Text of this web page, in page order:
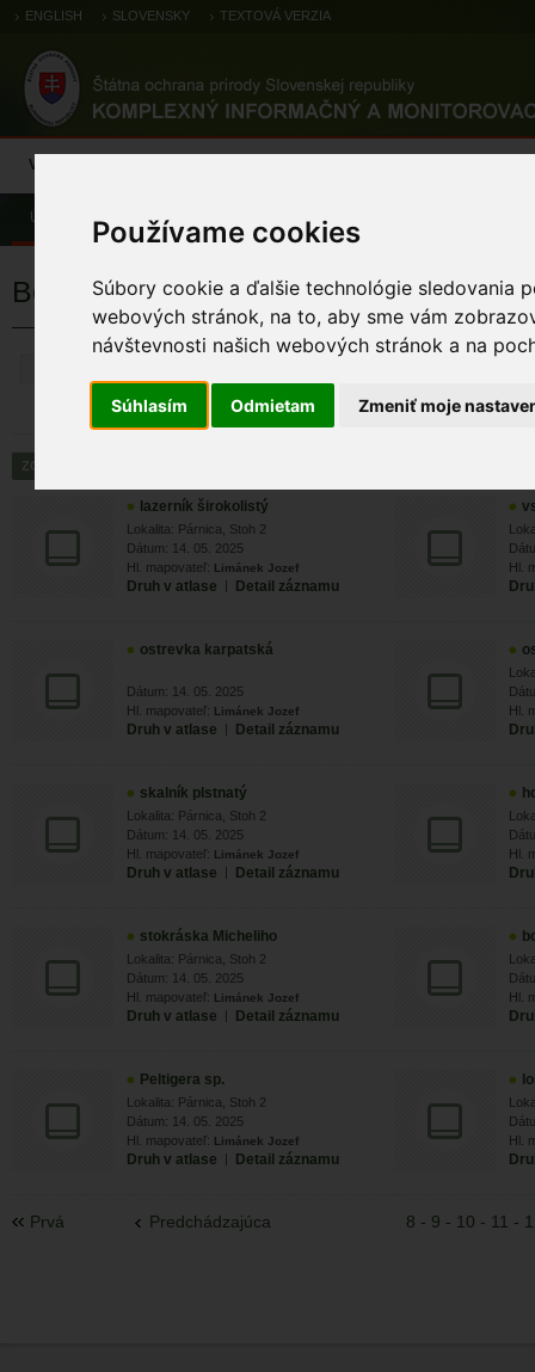
Používame cookies
Súbory cookie a ďalšie technológie sledovania
webových stránok, na to, aby sme vám
návštevnosti našich webových stránok a na
Súhlasím Odmietam Zmeniť moje
ENGLISH SLOVENSKY TEXTOVÁ VERZIA
Výsledky monitoringu
Úvod Pozorovania a výskytové dáta
Botanické výskytové záznamy
lazerník širokolistý
Lokalita: Párnica, Stoh 2
Dátum: 14. 05. 2025
Hl. mapovateľ: Limánek Jozef
Druh v atlase | Detail záznamu
Hl.
ostrevka karpatská
Dátum: 14. 05. 2025
Hl. mapovateľ: Limánek Jozef
Druh v atlase | Detail záznamu
Hl.
skalník plstnatý
Lokalita: Párnica, Stoh 2
Dátum: 14. 05. 2025
Hl. mapovateľ: Limánek Jozef
Druh v atlase | Detail záznamu
Hl.
stokráska Micheliho
Lokalita: Párnica, Stoh 2
Dátum: 14. 05. 2025
Hl. mapovateľ: Limánek Jozef
Druh v atlase | Detail záznamu
Hl.
Peltigera sp.
Lokalita: Párnica, Stoh 2
Dátum: 14. 05. 2025
Hl. mapovateľ: Limánek Jozef
Druh v atlase | Detail záznamu
Hl.
Prvá Predchádzajúca 8 - 9 - 10 - 11 -